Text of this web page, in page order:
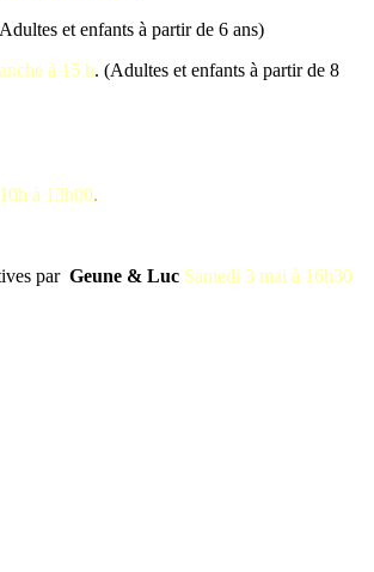
et enfants à partir de 6 ans)
à 15 h. (Adultes et enfants à partir de 8
à 13h00.
par Geune & Luc Samedi 3 mai à 16h30